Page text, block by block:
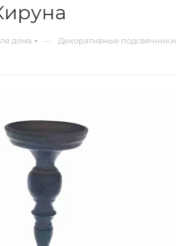
дома — Декоративные подсвечники